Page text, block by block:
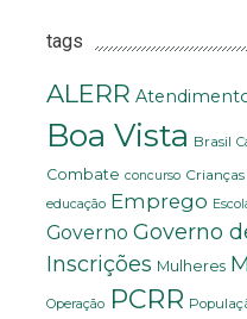
tags
ALERR
Boa Vista Brasil
Combate concurso Crianças
educação Emprego
Governo Governo
Inscrições Mulheres
Operação PCRR